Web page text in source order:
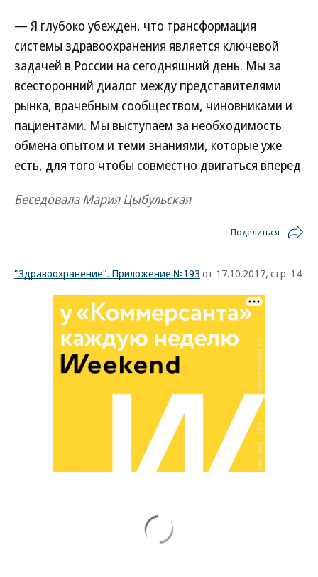
— Я глубоко убежден, что трансформация
системы здравоохранения является ключевой
задачей в России на сегодняшний день. Мы за
всесторонний диалог между представителями
рынка, врачебным сообществом, чиновниками и
пациентами. Мы выступаем за необходимость
обмена опытом и теми знаниями, которые уже
есть, для того чтобы совместно двигаться вперед.
Беседовала Мария Цыбульская
Поделиться
"Здравоохранение". Приложение №193 от 17.10.2017, стр. 14